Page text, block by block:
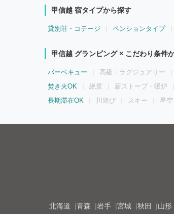
家族や仲間とBBQを楽しみましょう。 富士
トな空間をお楽しみいただくため、隔離さ
アクセスの詳細をお教えしております。 ◆
合、+1,500円/1名 ◆定員 トレーラーハウス
名を含む） ※テントは2張までです。 ◆部
す。 倉庫内のみ立入不可となっております。
甲信越 宿タイプから探す
貸別荘・コテージ ペンションタイプ
甲信越 グランピング × こだわり条件
バーベキュー 高級・ラグジュアリー
焚き火OK
絶景 薪ストーブ・暖炉
長期滞在OK
川遊び スキー 星空
北海道 青森 岩手 宮城 秋田 山形